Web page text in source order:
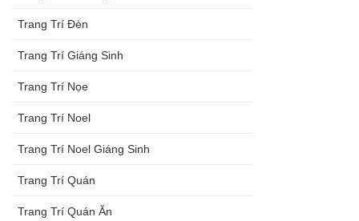
Trang Trí Đèn
Trang Trí Giáng Sinh
Trang Trí Nọe
Trang Trí Noel
Trang Trí Noel Giáng Sinh
Trang Trí Quán
Trang Trí Quán Ăn